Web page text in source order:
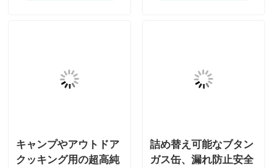
工場旅行
キャンプやアウトドア
クッキング用の超高純
詰め替え可能なブタン
ガス缶、漏れ防止安全